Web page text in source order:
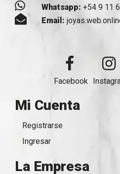
Whatsapp: +54 9 11
Email:
Facebook
Mi Cuenta
Registrarse
Ingresar
La Empresa